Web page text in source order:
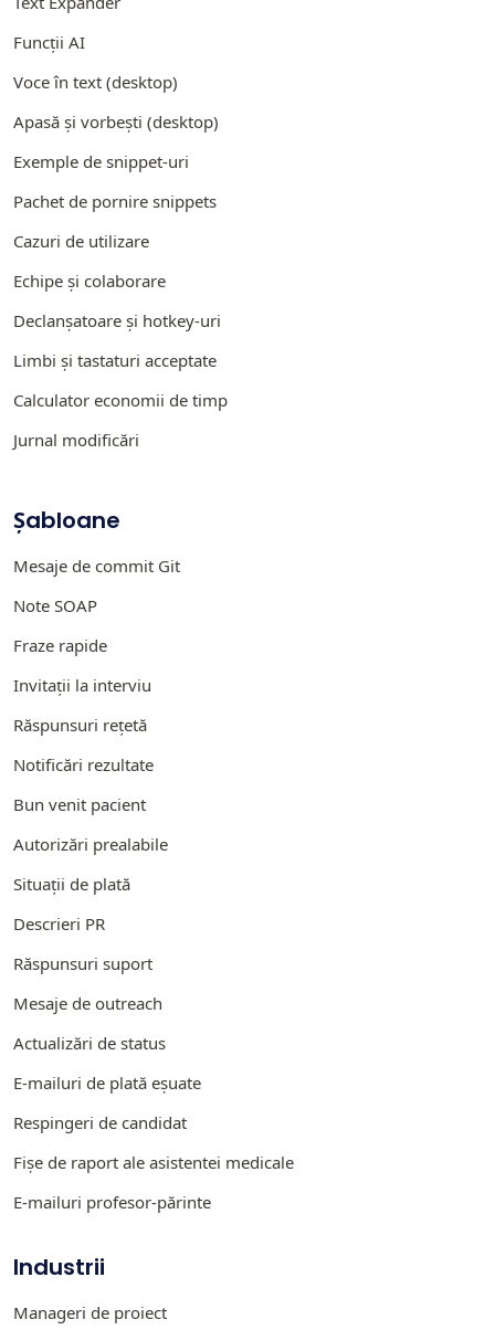
Funcții AI
Voce în text (desktop)
Apasă și vorbești (desktop)
Exemple de snippet-uri
Pachet de pornire snippets
Cazuri de utilizare
Echipe și colaborare
Declanșatoare și hotkey-uri
Limbi și tastaturi acceptate
Calculator economii de timp
Jurnal modificări
Șabloane
Mesaje de commit Git
Note SOAP
Fraze rapide
Invitații la interviu
Răspunsuri rețetă
Notificări rezultate
Bun venit pacient
Autorizări prealabile
Situații de plată
Descrieri PR
Răspunsuri suport
Mesaje de outreach
Actualizări de status
E-mailuri de plată eșuate
Respingeri de candidat
Fișe de raport ale asistentei medicale
E-mailuri profesor-părinte
Industrii
Manageri de proiect